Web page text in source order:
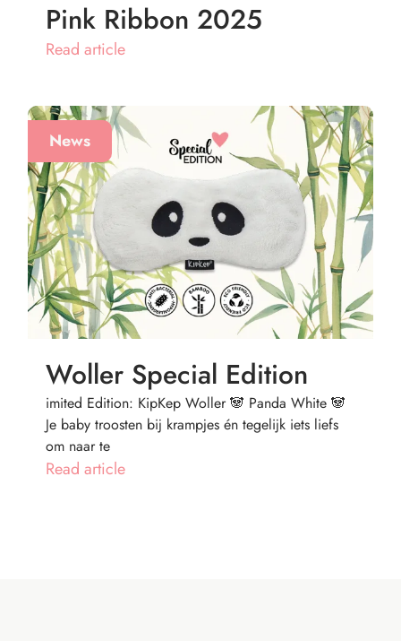
Pink Ribbon 2025
Read article
News
Woller Special Edition
imited Edition: KipKep Woller 🐼 Panda White 🐼
Je baby troosten bij krampjes én tegelijk iets liefs
om naar te
Read article